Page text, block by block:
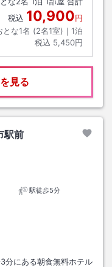
税込 10,900円
とな1名 (2名1室)｜ 1泊
税込 5,450円
見る
駅前
駅徒歩5分
分にある朝食無料ホテル